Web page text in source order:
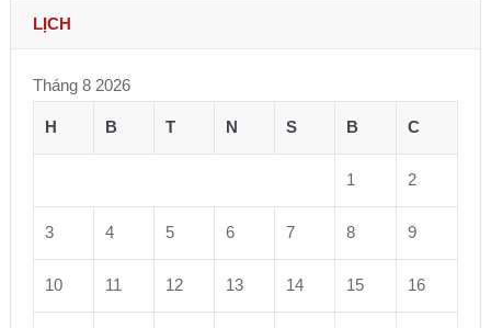
LỊCH
Tháng 8 2026
H B T N S B C
1 2
3 4 5 6 7 8 9
10 11 12 13 14 15 16